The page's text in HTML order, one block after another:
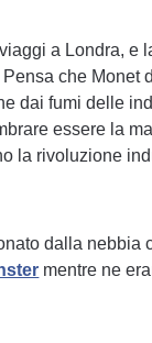
a Londra,
che
dai fumi delle
essere la
la rivoluzione
dalla
mentre ne